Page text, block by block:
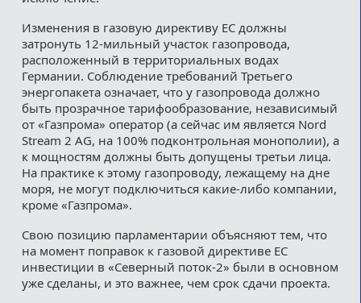
Изменения в газовую директиву ЕС должны
затронуть 12-мильный участок газопровода,
расположенный в территориальных водах
Германии. Соблюдение требований Третьего
энергопакета означает, что у газопровода должно
быть прозрачное тарифообразование, независимый
от «Газпрома» оператор (а сейчас им является Nord
Stream 2 AG, на 100% подконтрольная монополии), а
к мощностям должны быть допущены третьи лица.
На практике к этому газопроводу, лежащему на дне
моря, не могут подключиться какие-либо компании,
кроме «Газпрома».
Свою позицию парламентарии объясняют тем, что
на момент поправок к газовой директиве ЕС
инвестиции в «Северный поток-2» были в основном
уже сделаны, и это важнее, чем срок сдачи проекта.